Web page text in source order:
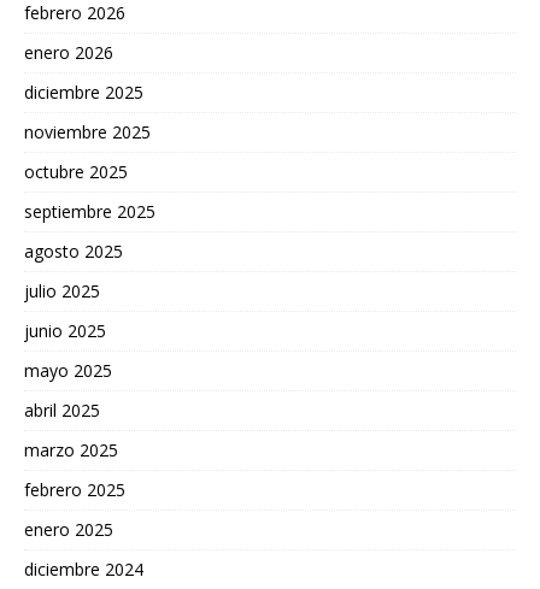
febrero 2026
enero 2026
diciembre 2025
noviembre 2025
octubre 2025
septiembre 2025
agosto 2025
julio 2025
junio 2025
mayo 2025
abril 2025
marzo 2025
febrero 2025
enero 2025
diciembre 2024